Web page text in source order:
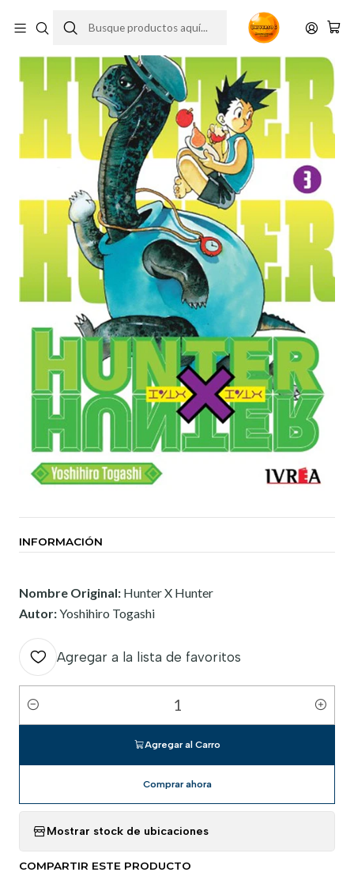
INFORMACIÓN
Nombre Original: Hunter X Hunter
Autor:Yoshihiro Togashi
Agregar a la lista de favoritos
Cantidad
Agregar al Carro
Comprar ahora
Mostrar stock de ubicaciones
COMPARTIR ESTE PRODUCTO